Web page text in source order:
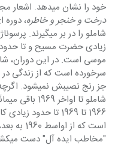
خود را نشان میدهد. اشعار
درخت و خنجر و خاطره،
شاملو را در بر میگیرند.
زیادی حضرت مسیح و تا
موسی است. در این دوران،
سرخورده است که از زندگی
جز رنج نصیبش نمیشود.
شاملو تا
1966 تا 1969 تا
است که
"مخاطب ایده آل" دست